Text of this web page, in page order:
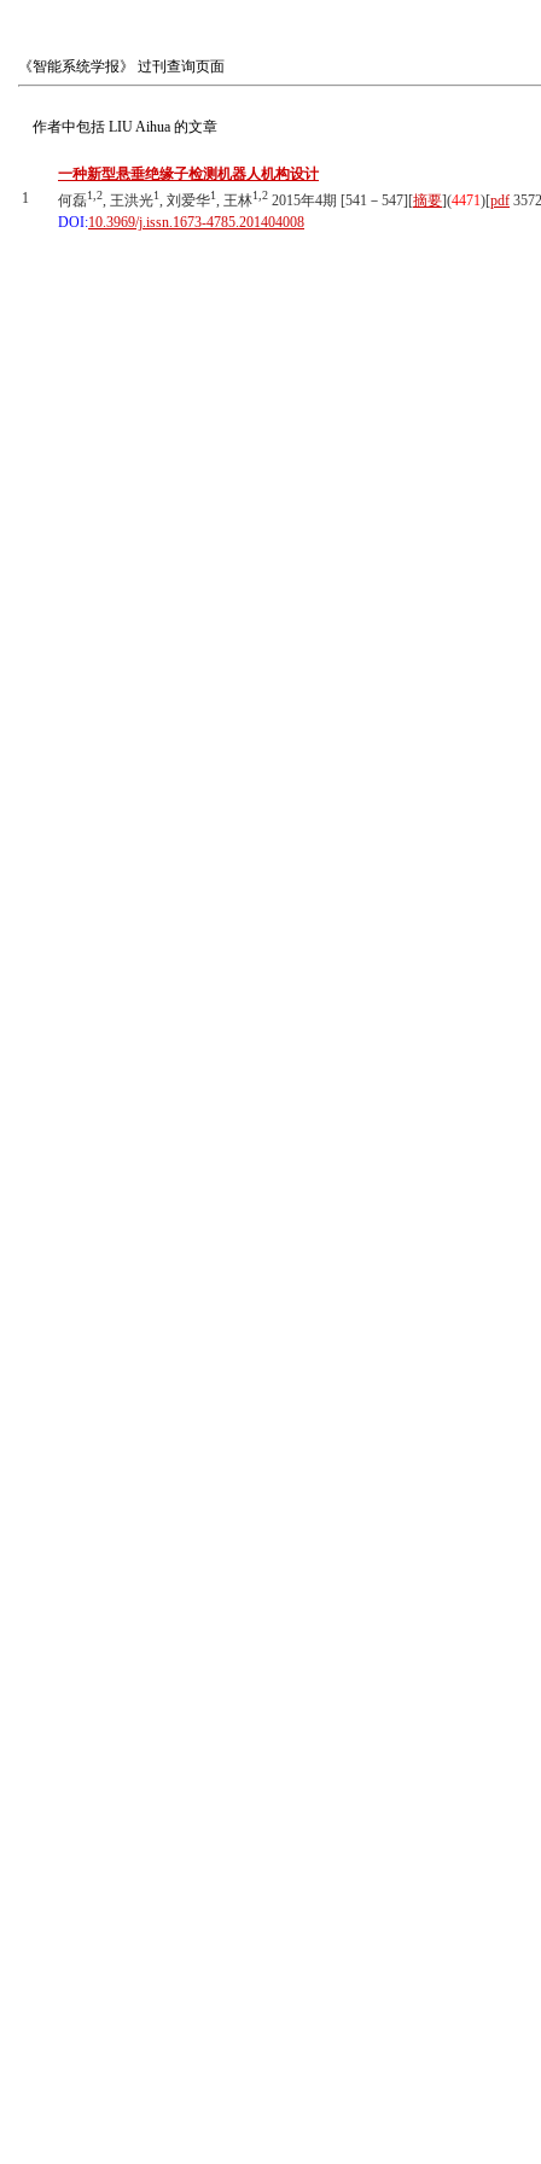
《智能系统学报》 过刊查询页面
作者中包括 LIU Aihua 的文章
1
一种新型悬垂绝缘子检测机器人机构设计
何磊1,2, 王洪光1, 刘爱华1, 王林1,2 2015年4期 [541－547][摘要](4471)[pdf
DOI:10.3969/j.issn.1673-4785.201404008